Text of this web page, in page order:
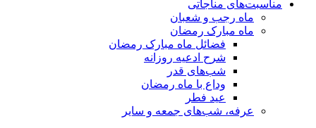
مناسبت‌های مناجاتی
ماه رجب و شعبان
ماه مبارک رمضان
فضائل ماه مبارک رمضان
شرح ادعیه روزانه
شب‌های قدر
وداع با ماه رمضان
عید فطر
عرفه، شب‌های جمعه و سایر